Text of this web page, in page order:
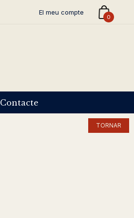
El meu compte
0
Contacte
TORNAR